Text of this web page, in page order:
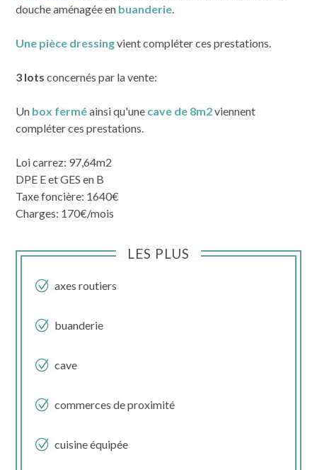
douche aménagée en buanderie.
Une pièce dressingvient compléter ces prestations.
3 lots concernés par la vente:
Un box ferméainsi qu'une cave de 8m2viennent
compléter ces prestations.
Loi carrez: 97,64m2
DPE E et GES en B
Taxe foncière: 1640€
Charges: 170€/mois
LES PLUS
axes routiers
buanderie
cave
commerces de proximité
cuisine équipée